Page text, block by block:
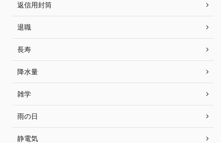
返信用封筒
退職
長寿
降水量
雑学
雨の日
静電気